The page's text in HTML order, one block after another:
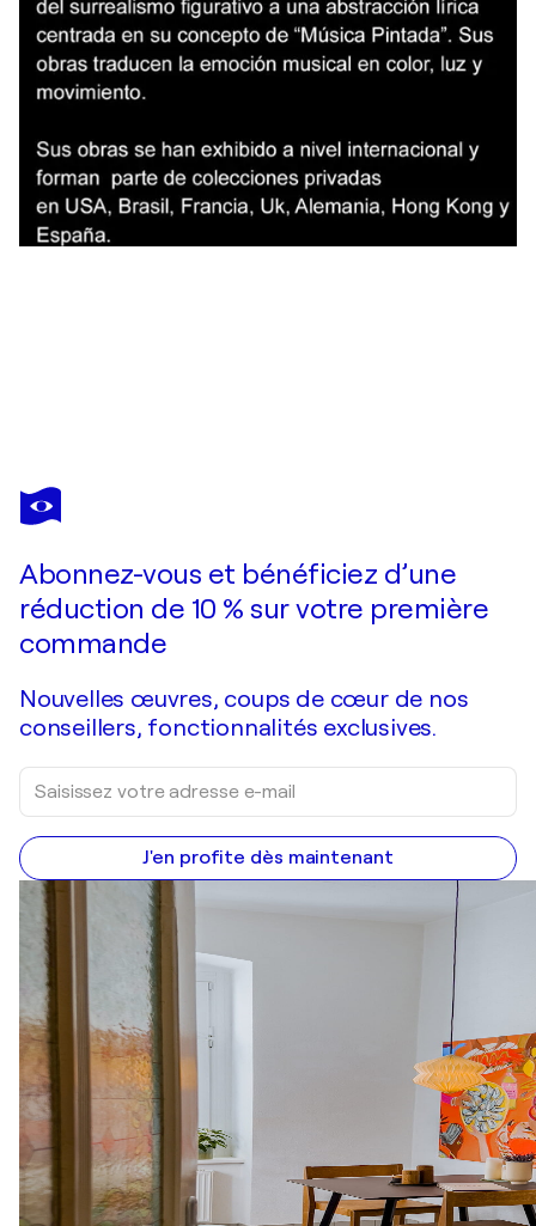
VALERIANO CORTÁZAR
Chopin - Estudio Op. 10, no.3 (Tristesse)
Abonnez-vous et bénéficiez d’une
réduction de 10 % sur votre première
commande
Nouvelles œuvres, coups de cœur de nos
conseillers, fonctionnalités exclusives.
J'en profite dès maintenant